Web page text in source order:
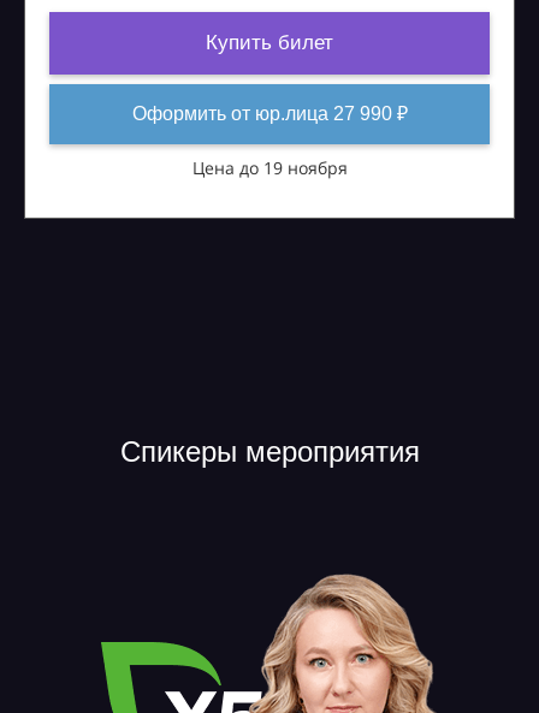
Купить билет
Оформить от юр.лица 27 990 ₽
Цена до 19 ноября
Спикеры мероприятия